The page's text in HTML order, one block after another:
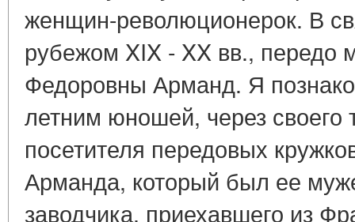
женщин-революционерок. В
рубежом XIX - XX вв., передо
Федоровны Арманд. Я
летним юношей, через своего
посетителя передовых
Арманда, который был ее
заводчика, приехавшего из